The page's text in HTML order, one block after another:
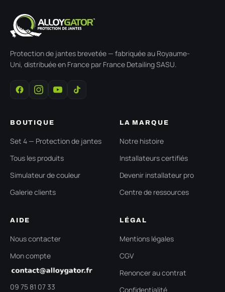
Protection de jantes brevetée — fabriquée au Royaume-
Uni, distribuée en France par France Detailing SASU.
BOUTIQUE
Set 4 — Protection de jantes
Tous les produits
Simulateur de couleur
Galerie clients
LA MARQUE
Notre histoire
Installateurs certifiés
Devenir installateur pro
Centre de ressources
AIDE
Nous contacter
Mon compte
09 75 81 07 33
LÉGAL
Mentions légales
CGV
Renoncer au contrat
Confidentialité